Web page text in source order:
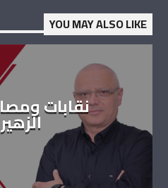
YOU MAY ALSO LIKE
نقابات